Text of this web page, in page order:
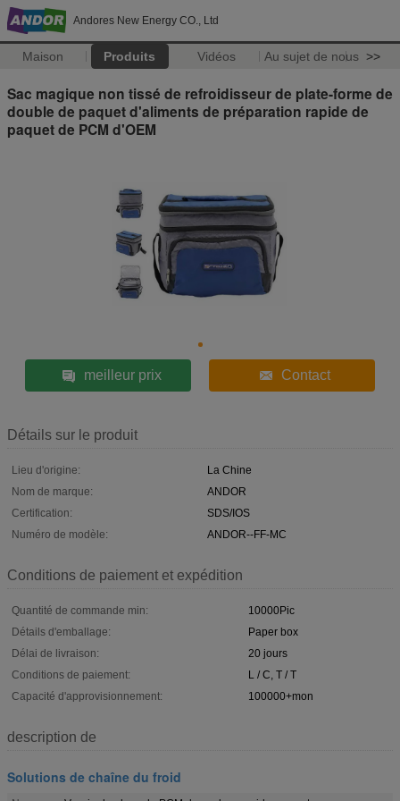
Andores New Energy CO., Ltd
Maison Produits Vidéos Au sujet de nous >>
Sac magique non tissé de refroidisseur de plate-forme de
double de paquet d'aliments de préparation rapide de
paquet de PCM d'OEM
meilleur prix Contact
Détails sur le produit
Lieu d'origine:
La Chine
Nom de marque:
ANDOR
Certification:
SDS/IOS
Numéro de modèle:
ANDOR--FF-MC
Conditions de paiement et expédition
Quantité de commande min:
10000Pic
Détails d'emballage:
Paper box
Délai de livraison:
20 jours
Conditions de paiement:
L / C, T / T
Capacité d'approvisionnement:
100000+mon
description de
Solutions de chaîne du froid